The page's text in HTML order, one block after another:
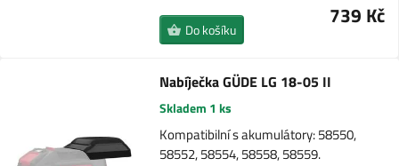
739 Kč
Do košíku
Nabíječka GÜDE LG 18-05 II
Skladem 1 ks
Kompatibilní s akumulátory: 58550,
58552, 58554, 58558, 58559.